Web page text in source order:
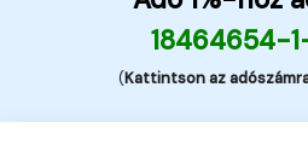
18464654-
(Kattintson az